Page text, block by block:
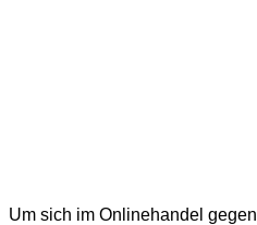
Um sich im Onlinehandel